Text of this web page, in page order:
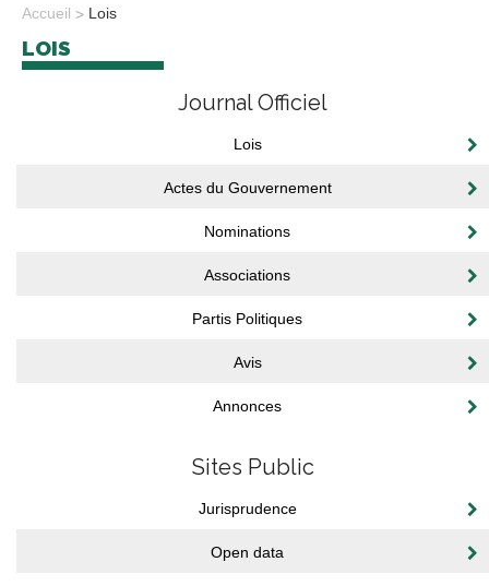
Accueil Lois
LOIS
Journal Officiel
Lois
Actes du Gouvernement
Nominations
Associations
Partis Politiques
Avis
Annonces
Sites Public
Jurisprudence
Open data